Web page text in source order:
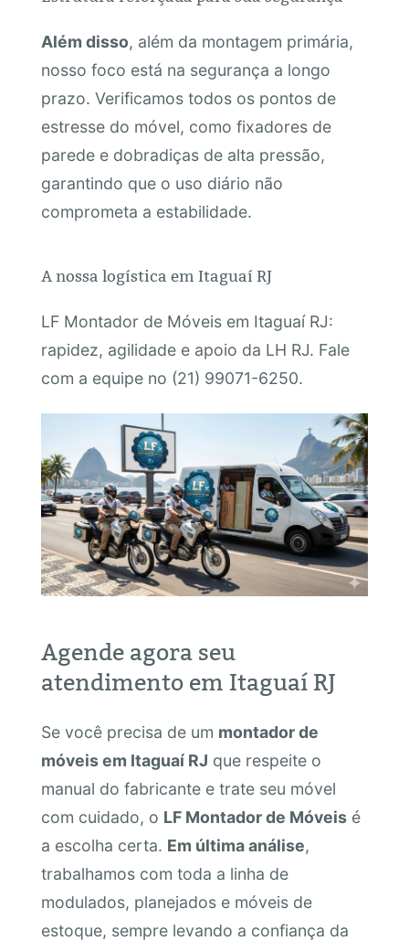
Além disso, além da montagem primária,
nosso foco está na segurança a longo
prazo. Verificamos todos os pontos de
estresse do móvel, como fixadores de
parede e dobradiças de alta pressão,
garantindo que o uso diário não
comprometa a estabilidade.
A nossa logística em Itaguaí RJ
LF Montador de Móveis em Itaguaí RJ:
rapidez, agilidade e apoio da LH RJ. Fale
com a equipe no (21) 99071-6250.
Agende agora seu
atendimento em Itaguaí RJ
Se você precisa de um montador de
móveis em Itaguaí RJ que respeite o
manual do fabricante e trate seu móvel
com cuidado, o LF Montador de Móveisé
a escolha certa. Em última análise,
trabalhamos com toda a linha de
modulados, planejados e móveis de
estoque, sempre levando a confiança da